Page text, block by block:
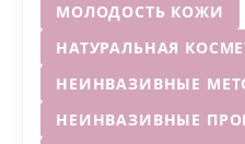
МОЛОДОСТЬ КОЖИ
НАТУРАЛЬНАЯ
НЕИНВАЗИВНЫЕ
НЕИНВАЗИВНЫЕ